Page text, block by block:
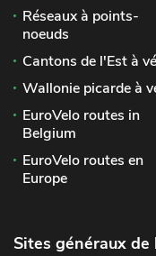
Réseaux à points-
noeuds
Cantons de l'Est à
Wallonie picarde à
EuroVelo routes in
Belgium
EuroVelo routes en
Europe
Sites généraux